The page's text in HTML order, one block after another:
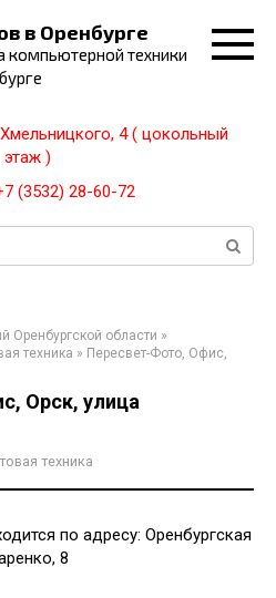
в Оренбурге
компьютерной техники
4 ( цокольный
этаж )
(3532) 28-60-72
Оренбургской области »
техника » Пересвет-Фото, Офис,
Орск, улица
техника
по адресу: Оренбургская
8